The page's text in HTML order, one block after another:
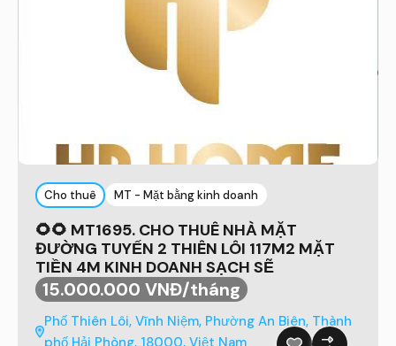
Cho thuê MT - Mặt bằng kinh doanh
🌻🌻 MT1695. CHO THUÊ NHÀ MẶT
ĐƯỜNG TUYẾN 2 THIÊN LÔI 117M2 MẶT
TIỀN 4M KINH DOANH SẠCH SẼ
15.000.000 VNĐ/tháng
Phố Thiên Lôi, Vĩnh Niệm, Phường An Biên, Thành
phố Hải Phòng, 18000, Việt Nam